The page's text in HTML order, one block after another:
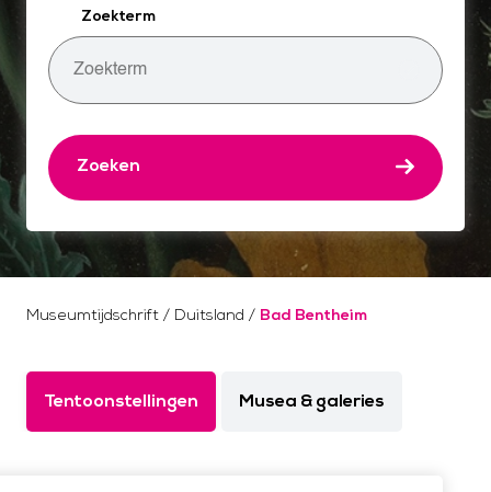
Zoekterm
Zoeken
Museumtijdschrift / Duitsland / Bad Bentheim
Tentoonstellingen Musea & galeries